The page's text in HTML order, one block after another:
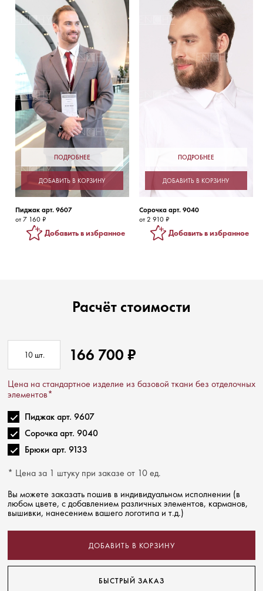
ПОДРОБНЕЕ
ДОБАВИТЬ В КОРЗИНУ
Пиджак арт. 9607
от 7 160 ₽
Добавить в избранное
ПОДРОБНЕЕ
ДОБАВИТЬ В КОРЗИНУ
Сорочка арт. 9040
от 2 910 ₽
Добавить в избранное
Расчёт стоимости
10шт. 166 700 ₽
Цена на стандартное изделие из базовой ткани без отделочных
элементов*
Пиджак арт. 9607
Сорочка арт. 9040
Брюки арт. 9133
* Цена за 1 штуку при заказе от 10 ед.
Вы можете заказать пошив в индивидуальном исполнении (в
любом цвете, с добавлением различных элементов, карманов,
вышивки, нанесением вашего логотипа и т.д.)
ДОБАВИТЬ В КОРЗИНУ
БЫСТРЫЙ ЗАКАЗ